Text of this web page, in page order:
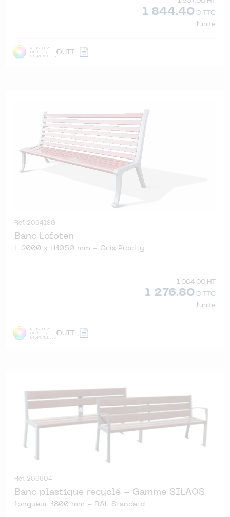
1 844.40€ TTC
l'unité
DÉTAILPRODUIT
Réf. 209418G
Banc Lofoten
L 2000 x H1050 mm - Gris Procity
1 064.00 HT
1 276.80€ TTC
l'unité
DÉTAILPRODUIT
Réf. 209604
Banc plastique recyclé - Gamme SILAOS
longueur 1800 mm - RAL Standard